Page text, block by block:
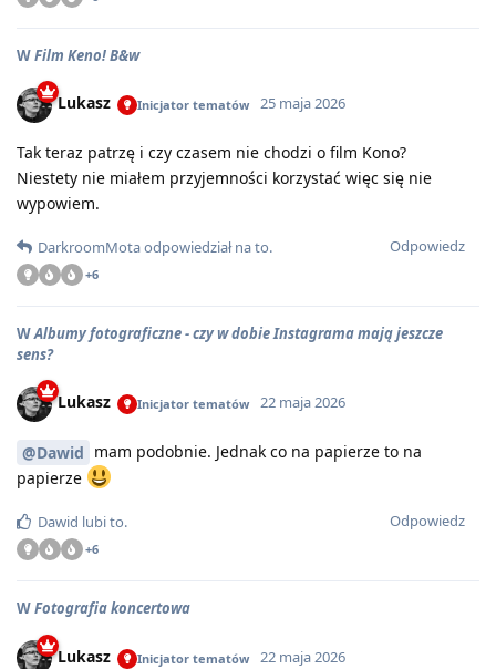
WFilm Keno! B&w
Lukasz Inicjator tematów 25 maja 2026
Tak teraz patrzę i czy czasem nie chodzi o film Kono?
Niestety nie miałem przyjemności korzystać więc się nie
wypowiem.
Odpowiedz
DarkroomMotaodpowiedział na to.
+6
WAlbumy fotograficzne - czy w dobie Instagrama mają jeszcze
sens?
Lukasz Inicjator tematów 22 maja 2026
@Dawid mam podobnie. Jednak co na papierze to na
papierze
Odpowiedz
Dawid lubi to.
+6
WFotografia koncertowa
Lukasz Inicjator tematów 22 maja 2026